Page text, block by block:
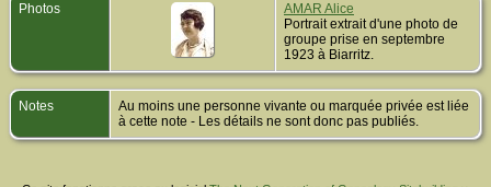
Photos
AMAR Alice
Portrait extrait d'une photo de
groupe prise en septembre
1923 à Biarritz.
Notes
Au moins une personne vivante ou marquée privée est liée
à cette note - Les détails ne sont donc pas publiés.